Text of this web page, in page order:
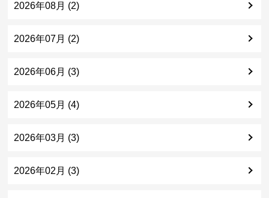
2026年08月 (2)
2026年07月 (2)
2026年06月 (3)
2026年05月 (4)
2026年03月 (3)
2026年02月 (3)